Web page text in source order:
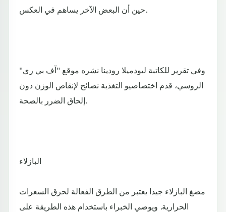
حين أن البعض الآخر يساهم في العكس.
وفي تقرير للكاتبة ليودميلا رودينا نشره موقع "آف بي ري"
الروسي، قدم اختصاصيو التغذية نصائح لإنقاص الوزن دون
إلحاق الضرر بالصحة.
البازلاء
مضغ البازلاء جيدا يعتبر من الطرق الفعالة لحرق السعرات
الحرارية. ويوصي الخبراء باستخدام هذه الطريقة على